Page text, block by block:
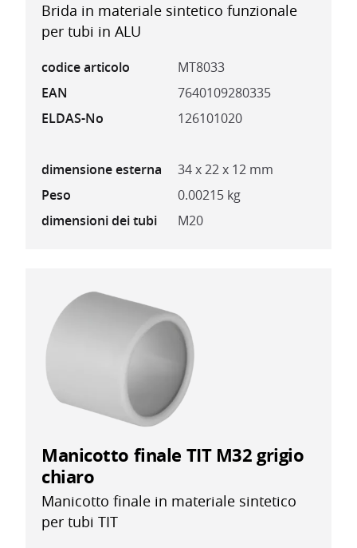
Brida in materiale sintetico funzionale
per tubi in ALU
codice articolo
MT8033
EAN
7640109280335
ELDAS-No
126101020
dimensione esterna
34 x 22 x 12 mm
Peso
0.00215 kg
dimensioni dei tubi
M20
Manicotto finale TIT M32 grigio
chiaro
Manicotto finale in materiale sintetico
per tubi TIT